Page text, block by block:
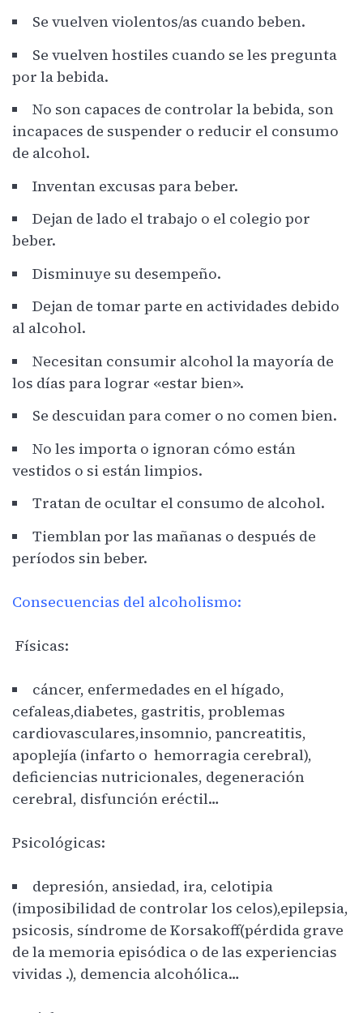
Se vuelven violentos/as cuando beben.
Se vuelven hostiles cuando se les pregunta
por la bebida.
No son capaces de controlar la bebida, son
incapaces de suspender o reducir el consumo
de alcohol.
Inventan excusas para beber.
Dejan de lado el trabajo o el colegio por
beber.
Disminuye su desempeño.
Dejan de tomar parte en actividades debido
al alcohol.
Necesitan consumir alcohol la mayoría de
los días para lograr «estar bien».
Se descuidan para comer o no comen bien.
No les importa o ignoran cómo están
vestidos o si están limpios.
Tratan de ocultar el consumo de alcohol.
Tiemblan por las mañanas o después de
períodos sin beber.
Consecuencias del alcoholismo:
Físicas:
cáncer, enfermedades en el hígado,
cefaleas,diabetes, gastritis, problemas
cardiovasculares,insomnio, pancreatitis,
apoplejía (infarto o hemorragia cerebral),
deficiencias nutricionales, degeneración
cerebral, disfunción eréctil…
Psicológicas:
depresión, ansiedad, ira, celotipia
(imposibilidad de controlar los celos),epilepsia,
psicosis, síndrome de Korsakoff(pérdida grave
de la memoria episódica o de las experiencias
vividas .), demencia alcohólica…